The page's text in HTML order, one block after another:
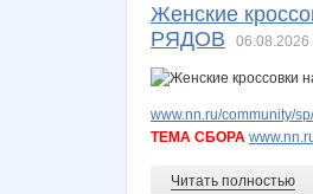
Женские
РЯДОВ
06.08.2026
www.nn.ru/community/
ТЕМА СБОРА
Читать полностью